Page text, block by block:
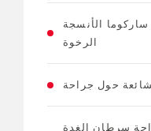
الأنسجة
الرخوة
سرطان الغدة